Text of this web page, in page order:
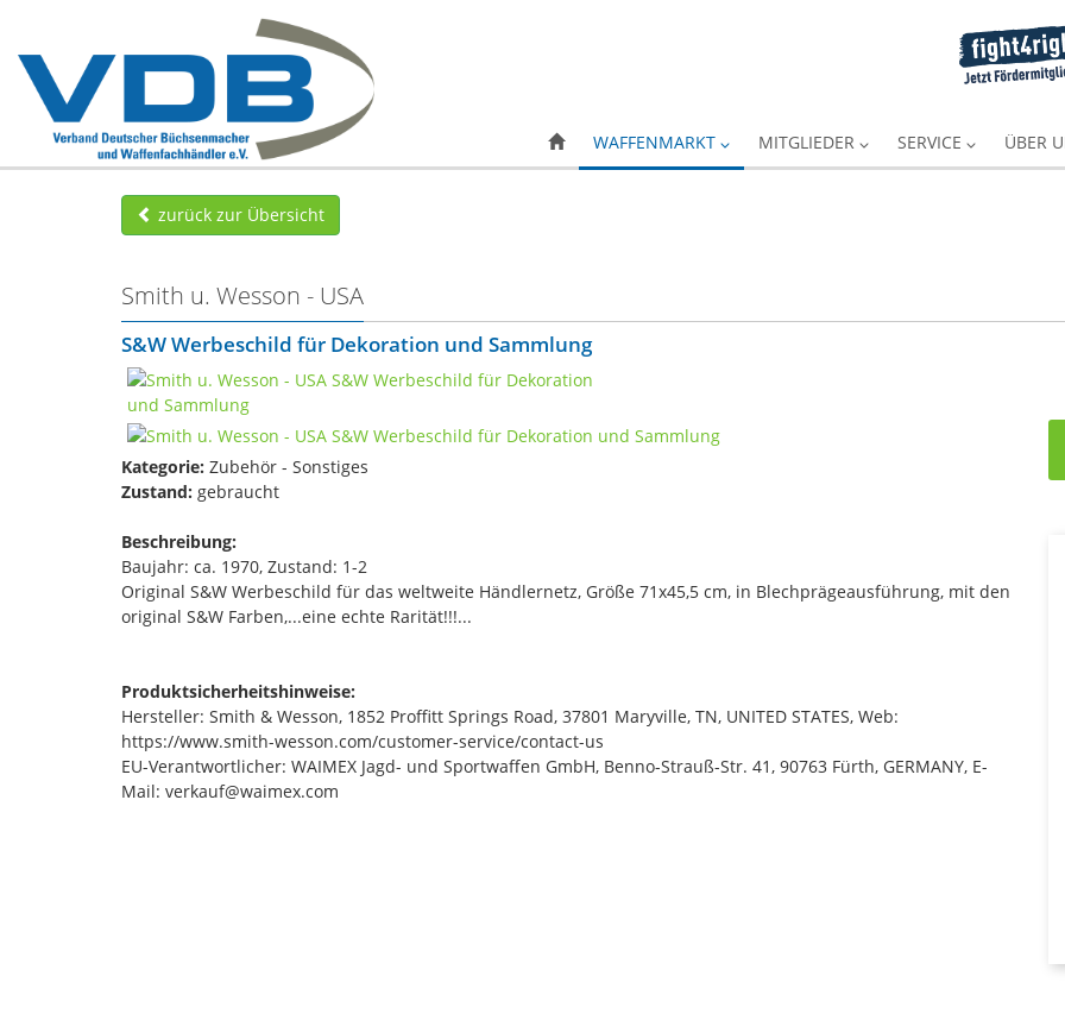
WAFFENMARKT MITGLIEDER SERVICE ÜBER
zurück zur Übersicht
Smith u. Wesson - USA
S&W Werbeschild für Dekoration und Sammlung
Kategorie: Zubehör - Sonstiges
Zustand: gebraucht
Beschreibung:
Baujahr: ca. 1970, Zustand: 1-2
Original S&W Werbeschild für das weltweite Händlernetz, Größe 71x45,5 cm, in Blechprägeausführung, mit den
original S&W Farben,...eine echte Rarität!!!...
Produktsicherheitshinweise:
Hersteller: Smith & Wesson, 1852 Proffitt Springs Road, 37801 Maryville, TN, UNITED STATES, Web:
https://www.smith-wesson.com/customer-service/contact-us
EU-Verantwortlicher: WAIMEX Jagd- und Sportwaffen GmbH, Benno-Strauß-Str. 41, 90763 Fürth, GERMANY, E-
Mail: verkauf@waimex.com